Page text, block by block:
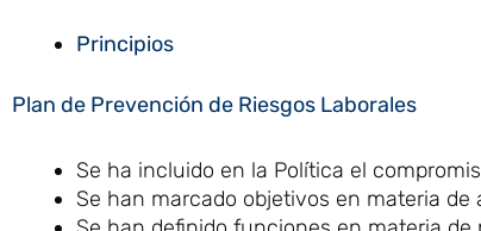
Principios
Plan de Prevención de Riesgos Laborales
Se ha incluido en la Política el
Se han marcado objetivos en materia de